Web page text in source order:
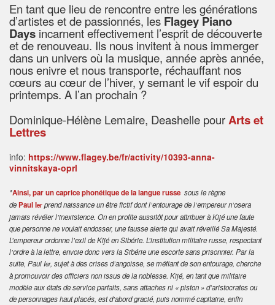
En tant que lieu de rencontre entre les générations
d’artistes et de passionnés, les Flagey Piano
Days incarnent effectivement l’esprit de découverte
et de renouveau. Ils nous invitent à nous immerger
dans un univers où la musique, année après année,
nous enivre et nous transporte, réchauffant nos
cœurs au cœur de l’hiver, y semant le vif espoir du
printemps. A l’an prochain ?
Dominique-Hélène Lemaire, Deashelle pourArts et
Lettres
info: https://www.flagey.be/fr/activity/10393-anna-
vinnitskaya-oprl
*Ainsi, par un caprice phonétique de la langue russe sous le règne
dePaul Ier prend naissance un être fictif dont l’entourage de l’empereur n’osera
jamais révéler l’inexistence. On en profite aussitôt pour attribuer à Kijé une faute
que personne ne voulait endosser, une fausse alerte qui avait réveillé Sa Majesté.
L’empereur ordonne l’exil de Kijé en Sibérie. L’institution militaire russe, respectant
l’ordre à la lettre, envoie donc vers la Sibérie une escorte sans prisonnier. Par la
suite, Paul Ier, sujet à des crises d’angoisse, se méfiant de son entourage, cherche
à promouvoir des officiers non issus de la noblesse. Kijé, en tant que militaire
modèle aux états de service parfaits, sans attaches ni « piston » d’aristocrates ou
de personnages haut placés, est d’abord gracié, puis nommé capitaine, enfin